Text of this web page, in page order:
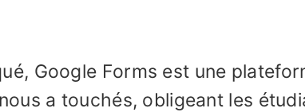
Google Forms est une
a touchés, obligeant les